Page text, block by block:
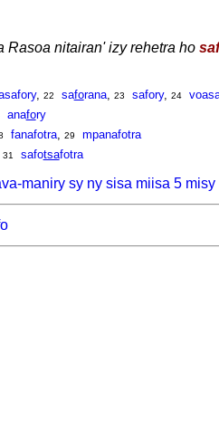
Rasoa nitairan' izy rehetra ho
, 22 saforana, 23 safory, 24
anafory
fanafotra, 29
mpanafotra
31 safotsafotra
maniry sy ny sisa miisa 5